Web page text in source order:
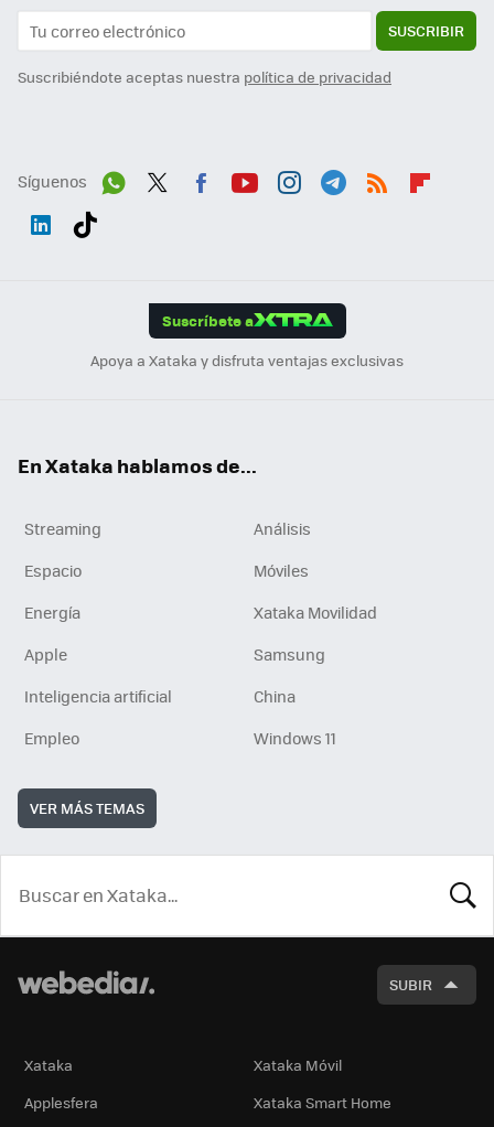
SUSCRIBIR
Suscribiéndote aceptas nuestra política de privacidad
Síguenos
Suscríbete a
Apoya a Xataka y disfruta ventajas exclusivas
En Xataka hablamos de...
Streaming
Análisis
Espacio
Móviles
Energía
Xataka Movilidad
Apple
Samsung
Inteligencia artificial
China
Empleo
Windows 11
VER MÁS TEMAS
SUBIR
Xataka
Xataka Móvil
Applesfera
Xataka Smart Home